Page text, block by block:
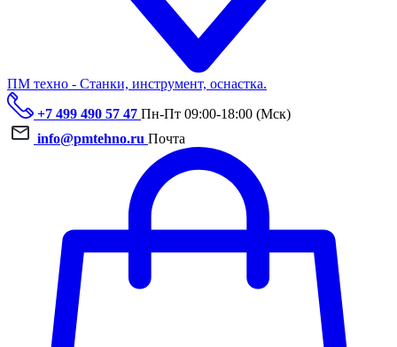
ПМ техно - Станки, инструмент, оснастка.
+7 499 490 57 47 Пн-Пт 09:00-18:00 (Мск)
info@pmtehno.ru Почта